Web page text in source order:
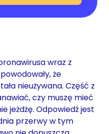
wraz z
że
nieużywana. Część z
czy muszę mieć
jeżdżę. Odpowiedź jest
przerwy w tym